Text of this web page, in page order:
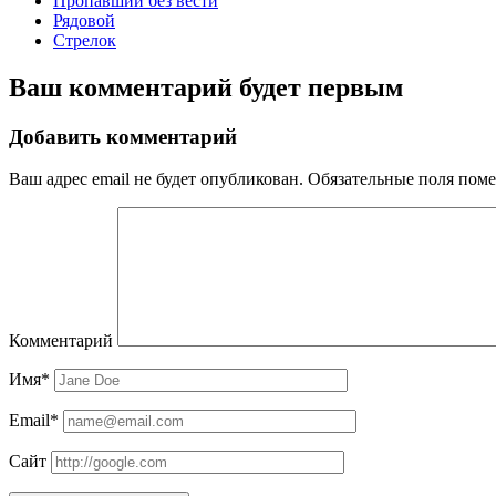
Рядовой
Стрелок
Ваш комментарий будет первым
Добавить комментарий
Ваш адрес email не будет опубликован. Обязательные поля
Комментарий
Имя*
Email*
Сайт